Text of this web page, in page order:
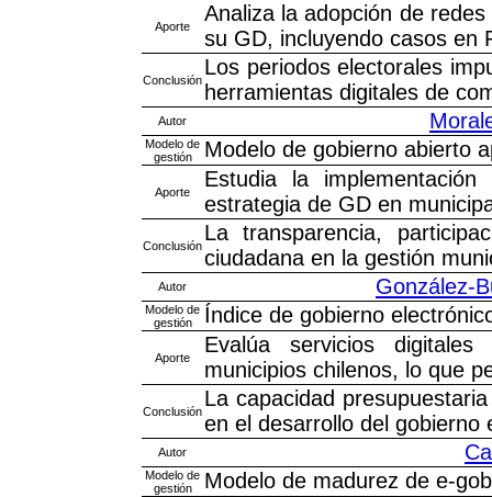
Aporte
Analiza la adopción de
su GD, incluyendo casos en
Conclusión
Los periodos electorales
herramientas digitales de
Autor
Modelo de
gestión
Modelo de gobierno abierto
Aporte
Estudia la
estrategia de GD en
Conclusión
La transparencia,
ciudadana en la gestión
Autor González-
Modelo de
gestión
Índice de gobierno
Aporte
Evalúa servicios
municipios chilenos, lo que
Conclusión
La capacidad
en el desarrollo del gobierno
Autor
Modelo de
gestión
Modelo de madurez de e-